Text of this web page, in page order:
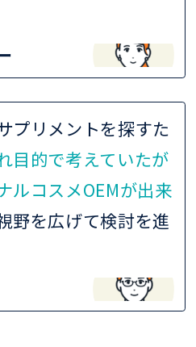
プリメントを探すた
目的で考えていたが
ルコスメOEMが出来
野を広げて検討を進